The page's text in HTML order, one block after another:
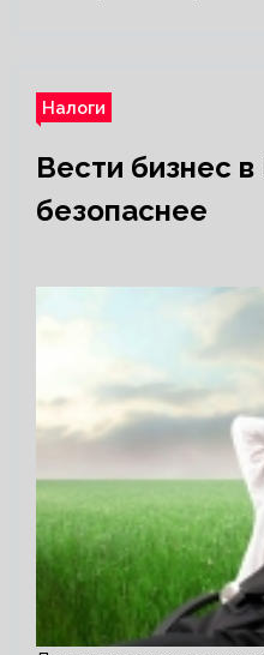
Налоги
Вести бизнес
безопаснее